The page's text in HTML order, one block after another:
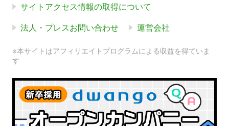
サイトアクセス情報の取得について
法人・プレスお問い合わせ 運営会社
※本サイトはアフィリエイトプログラムによる収益を得ていま
す